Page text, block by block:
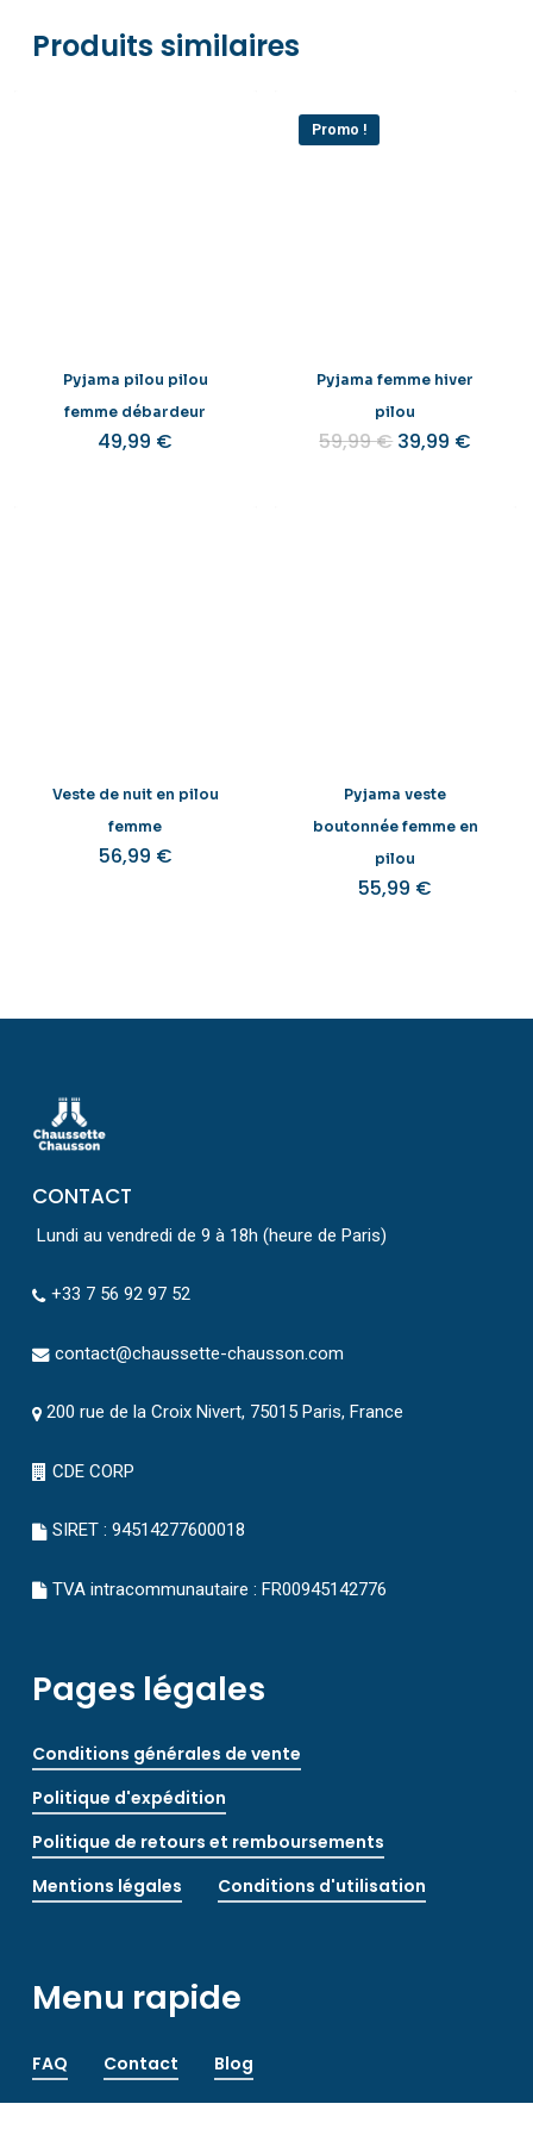
Produits similaires
Pyjama pilou pilou
femme débardeur
49,99 €
Promo !
Pyjama femme hiver
pilou
59,99€ Le
prix
39,99 €
Veste de nuit en pilou
femme
56,99 €
Pyjama veste
boutonnée femme en
pilou
55,99 €
CONTACT
Lundi au vendredi de 9 à 18h (heure de Paris)
+33 7 56 92 97 52
contact@chaussette-chausson.com
200 rue de la Croix Nivert, 75015 Paris, France
CDE CORP
SIRET : 94514277600018
TVA intracommunautaire : FR00945142776
Pages légales
Conditions générales de vente
Politique d'expédition
Politique de retours et remboursements
Mentions légales
Conditions d'utilisation
Menu rapide
FAQ Contact Blog